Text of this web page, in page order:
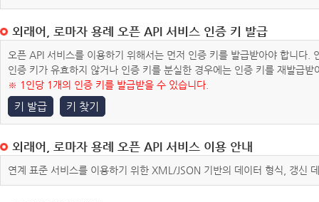
외래어, 로마자 용례 오픈 API 서비스 인증 키 발급
오픈 API 서비스를 이용하기 위해서는 먼저 인증 키를 발급받아야 합니다
인증 키가 유효하지 않거나 인증 키를 분실한 경우에는 인증 키를 재발급받
※ 1인당 1개의 인증 키를 발급받을 수 있습니다.
키 발급 키 찾기
외래어, 로마자 용례 오픈 API 서비스 이용 안내
연계 표준 서비스를 이용하기 위한 XML/JSON 기반의 데이터 형식, 갱신